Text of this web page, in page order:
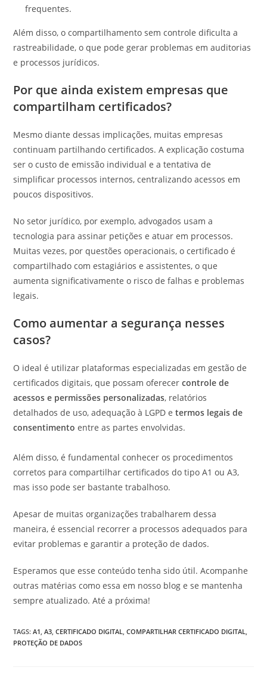
frequentes.
Além disso, o compartilhamento sem controle dificulta a
rastreabilidade, o que pode gerar problemas em auditorias
e processos jurídicos.
Por que ainda existem empresas que
compartilham certificados?
Mesmo diante dessas implicações, muitas empresas
continuam partilhando certificados. A explicação costuma
ser o custo de emissão individual e a tentativa de
simplificar processos internos, centralizando acessos em
poucos dispositivos.
No setor jurídico, por exemplo, advogados usam a
tecnologia para assinar petições e atuar em processos.
Muitas vezes, por questões operacionais, o certificado é
compartilhado com estagiários e assistentes, o que
aumenta significativamente o risco de falhas e problemas
legais.
Como aumentar a segurança nesses
casos?
O ideal é utilizar plataformas especializadas em gestão de
certificados digitais, que possam oferecer controle de
acessos e permissões personalizadas, relatórios
detalhados de uso, adequação à LGPD etermos legais de
consentimento entre as partes envolvidas.
Além disso, é fundamental conhecer os procedimentos
corretos para compartilhar certificados do tipo A1 ou A3,
mas isso pode ser bastante trabalhoso.
Apesar de muitas organizações trabalharem dessa
maneira, é essencial recorrer a processos adequados para
evitar problemas e garantir a proteção de dados.
Esperamos que esse conteúdo tenha sido útil. Acompanhe
outras matérias como essa em nosso blog e se mantenha
sempre atualizado. Até a próxima!
TAGS:A1, A3, CERTIFICADO DIGITAL, COMPARTILHAR CERTIFICADO DIGITAL,
PROTEÇÃO DE DADOS